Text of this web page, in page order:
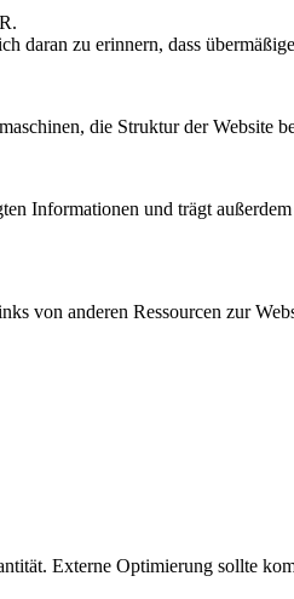
zu erinnern, dass
die Struktur der Website
Informationen und trägt
von anderen Ressourcen zur
Externe Optimierung sollte